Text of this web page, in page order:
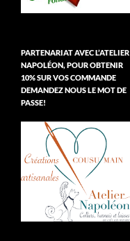
PARTENARIAT AVEC L’ATELIER
NAPOLÉON, POUR OBTENIR
10% SUR VOS COMMANDE
DEMANDEZ NOUS LE MOT DE
PASSE!